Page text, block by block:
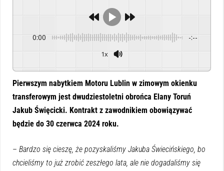
0:00 -:--
1x
Pierwszym nabytkiem Motoru Lublin w zimowym okienku
transferowym jest dwudziestoletni obrońca Elany Toruń
Jakub Święcicki. Kontrakt z zawodnikiem obowiązywać
będzie do 30 czerwca 2024 roku.
– Bardzo się cieszę, że pozyskaliśmy Jakuba Świecińskiego, bo
chcieliśmy to już zrobić zeszłego lata, ale nie dogadaliśmy się